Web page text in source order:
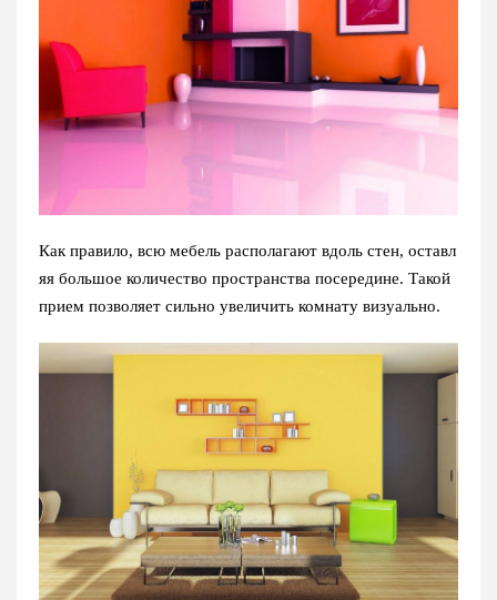
Как правило, всю мебель располагают вдоль стен, оставл
яя большое количество пространства посередине. Такой
прием позволяет сильно увеличить комнату визуально.